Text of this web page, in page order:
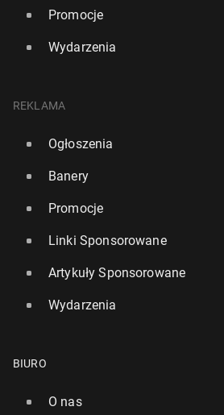
Promocje
Wydarzenia
REKLAMA
Ogłoszenia
Banery
Promocje
Linki Sponsorowane
Artykuły Sponsorowane
Wydarzenia
BIURO
O nas